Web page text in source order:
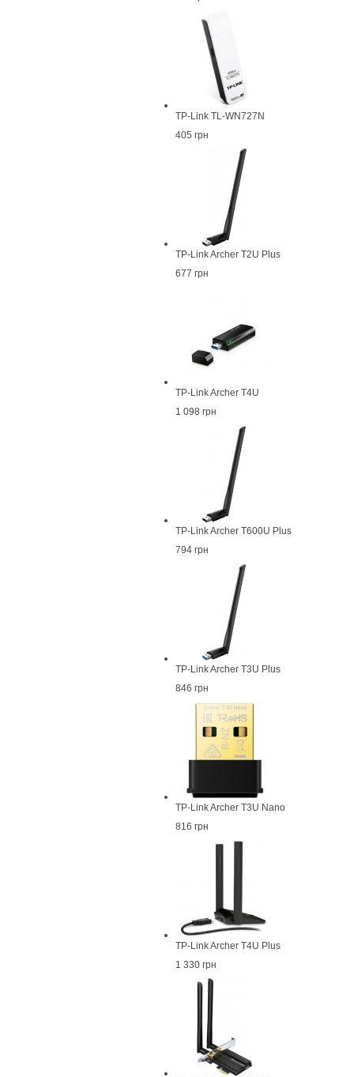
TP-Link TL-WN727N
405 грн
TP-Link Archer T2U Plus
677 грн
TP-Link Archer T4U
1 098 грн
TP-Link Archer T600U Plus
794 грн
TP-Link Archer T3U Plus
846 грн
TP-Link Archer T3U Nano
816 грн
TP-Link Archer T4U Plus
1 330 грн